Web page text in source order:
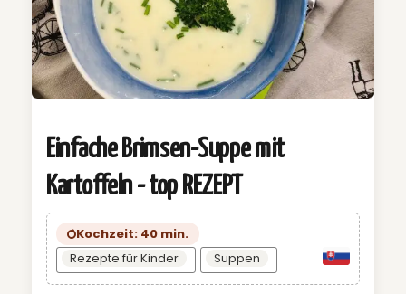
Einfache Brimsen-Suppe mit
Kartoffeln - top REZEPT
Kochzeit: 40 min.
Rezepte für Kinder
Suppen